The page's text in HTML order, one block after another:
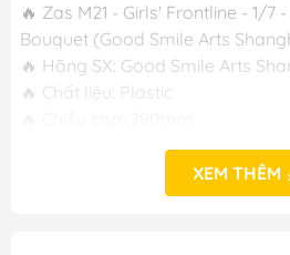
🔥 Zas M21 - Girls' Frontline - 1/7
Bouquet (Good Smile Arts
🔥 Hãng SX: Good Smile Arts
🔥 Chất liệu: Plastic
🔥 Phát hành:
XEM THÊM